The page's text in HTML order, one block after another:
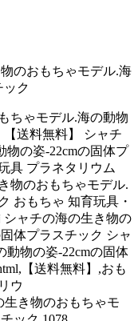
のおもちゃモデル.海
ック
ちゃモデル.海の動物
【送料無料】 シャチ
物の姿-22cmの固体プ
具 プラネタリウム
物のおもちゃモデル.
おもちゃ 知育玩具・
ャチの海の生き物の
体プラスチック シャ
動物の姿-22cmの固体
【送料無料】,おも
ウ
生き物のおもちゃモ